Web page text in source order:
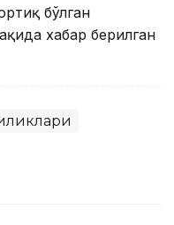
бўлган
хабар берилган